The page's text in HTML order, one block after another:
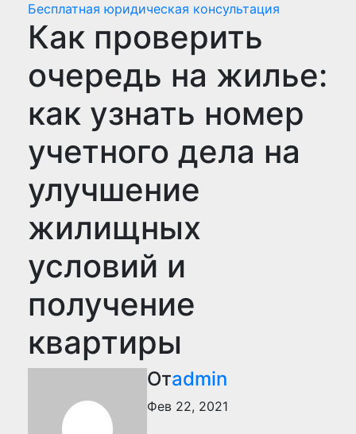
Бесплатная юридическая консультация
Как проверить
очередь на жилье:
как узнать номер
учетного дела на
улучшение
жилищных
условий и
получение
квартиры
Отadmin
Фев 22, 2021